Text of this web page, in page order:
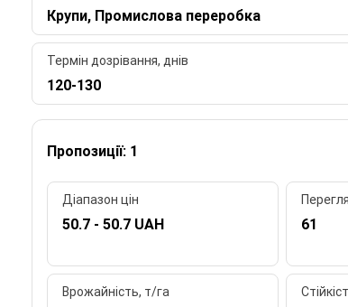
Крупи, Промислова переробка
Термін дозрівання, днів
120-130
Пропозиції: 1
Діапазон цін
50.7 - 50.7 UAH 61
Врожайність, т/га